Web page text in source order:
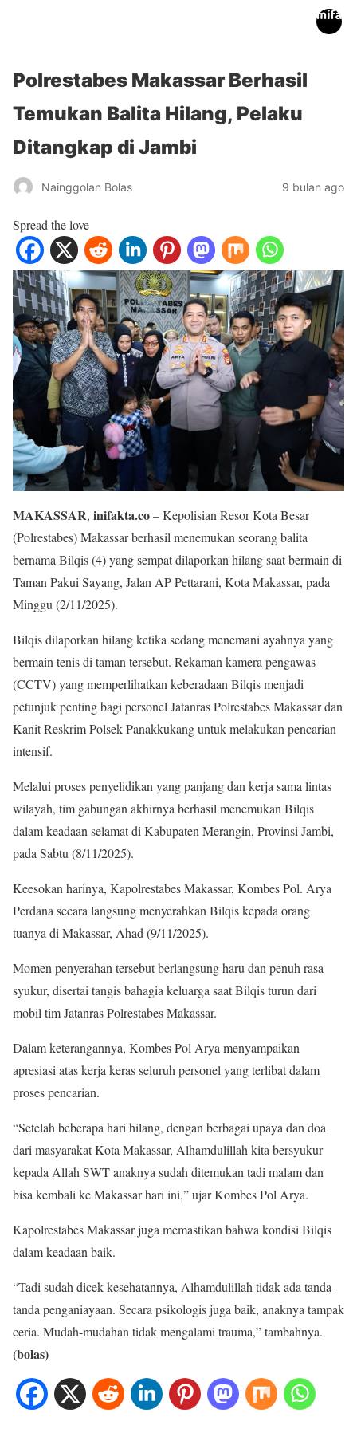
Polrestabes Makassar Berhasil
Temukan Balita Hilang, Pelaku
Ditangkap di Jambi
Nainggolan Bolas 9 bulan ago
Spread the love
MAKASSAR, inifakta.co– Kepolisian Resor Kota Besar
(Polrestabes) Makassar berhasil menemukan seorang balita
bernama Bilqis (4) yang sempat dilaporkan hilang saat bermain di
Taman Pakui Sayang, Jalan AP Pettarani, Kota Makassar, pada
Minggu (2/11/2025).
Bilqis dilaporkan hilang ketika sedang menemani ayahnya yang
bermain tenis di taman tersebut. Rekaman kamera pengawas
(CCTV) yang memperlihatkan keberadaan Bilqis menjadi
petunjuk penting bagi personel Jatanras Polrestabes Makassar dan
Kanit Reskrim Polsek Panakkukang untuk melakukan pencarian
intensif.
Melalui proses penyelidikan yang panjang dan kerja sama lintas
wilayah, tim gabungan akhirnya berhasil menemukan Bilqis
dalam keadaan selamat di Kabupaten Merangin, Provinsi Jambi,
pada Sabtu (8/11/2025).
Keesokan harinya, Kapolrestabes Makassar, Kombes Pol. Arya
Perdana secara langsung menyerahkan Bilqis kepada orang
tuanya di Makassar, Ahad (9/11/2025).
Momen penyerahan tersebut berlangsung haru dan penuh rasa
syukur, disertai tangis bahagia keluarga saat Bilqis turun dari
mobil tim Jatanras Polrestabes Makassar.
Dalam keterangannya, Kombes Pol Arya menyampaikan
apresiasi atas kerja keras seluruh personel yang terlibat dalam
proses pencarian.
“Setelah beberapa hari hilang, dengan berbagai upaya dan doa
dari masyarakat Kota Makassar, Alhamdulillah kita bersyukur
kepada Allah SWT anaknya sudah ditemukan tadi malam dan
bisa kembali ke Makassar hari ini,” ujar Kombes Pol Arya.
Kapolrestabes Makassar juga memastikan bahwa kondisi Bilqis
dalam keadaan baik.
“Tadi sudah dicek kesehatannya, Alhamdulillah tidak ada tanda-
tanda penganiayaan. Secara psikologis juga baik, anaknya tampak
ceria. Mudah-mudahan tidak mengalami trauma,” tambahnya.
(bolas)